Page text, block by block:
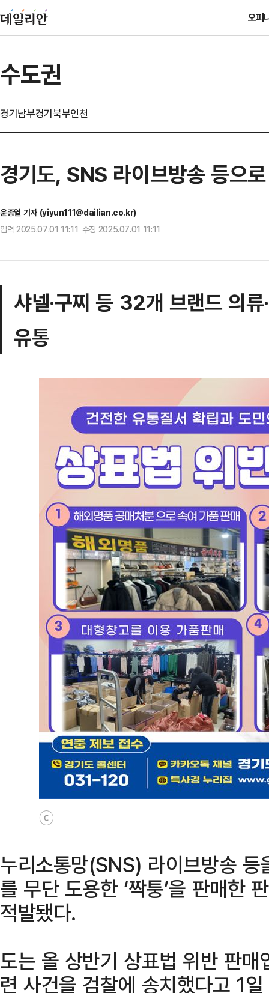
오피
수도권
경기남부경기북부인천
경기도, SNS 라이브방송 등으
윤종열 기자 (yiyun111@dailian.co.kr)
입력 2025.07.01 11:11 수정 2025.07.01 11:11
샤넬·구찌 등 32개 브랜드 의
유통
ⓒ
누리소통망(SNS) 라이브방송
를 무단 도용한 ‘짝퉁’을 판매한
적발됐다.
도는 올 상반기 상표법 위반 판
련 사건을 검찰에 송치했다고 1